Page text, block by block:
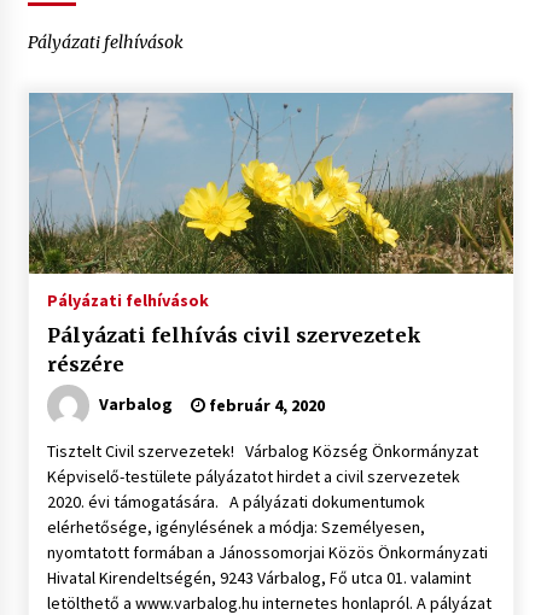
Pályázati felhívások
Pályázati felhívások
Pályázati felhívás civil szervezetek
részére
Varbalog február 4, 2020
Tisztelt Civil szervezetek! Várbalog Község Önkormányzat
Képviselő-testülete pályázatot hirdet a civil szervezetek
2020. évi támogatására. A pályázati dokumentumok
elérhetősége, igénylésének a módja: Személyesen,
nyomtatott formában a Jánossomorjai Közös Önkormányzati
Hivatal Kirendeltségén, 9243 Várbalog, Fő utca 01. valamint
letölthető a www.varbalog.hu internetes honlapról. A pályázat